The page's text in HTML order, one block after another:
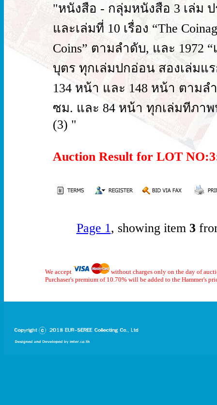
"หนังสือ - กลุ่มหนังสือ 3 เล่ม
และเล่มที่ 10 เรื่อง “The
Coins” ตามลำดับ, และ 1972
บุตร ทุกเล่มปกอ่อน สองเล่มแ
134 หน้า และ 148 หน้า ตาม
ซม. และ 84 หน้า ทุกเล่มทีภา
(3) "
Auction Result for LOT
Page 1, showing item 3
We accept
without charges only on the day of
Purchaser's premium of 10.70% will be added to the Hammer's